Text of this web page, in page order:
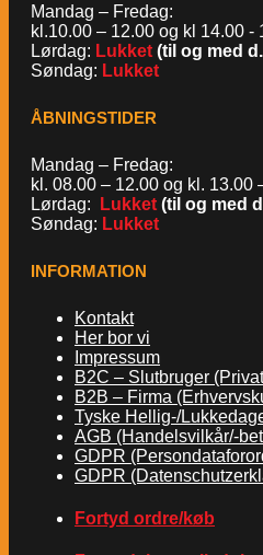
Mandag – Fredag:
kl.10.00 – 12.00 og kl 14.00 -
Lørdag: Lukket (til og med
Søndag: Lukket
ÅBNINGSTIDER
Mandag – Fredag:
kl. 08.00 – 12.00 og kl. 13.00
Lørdag:
Lukket (til og med
Søndag: Lukket
INFORMATION
Kontakt
Her bor vi
Impressum
B2C – Slutbruger
B2B – Firma
Tyske Hellig-/
AGB (Handelsvilkår/-
GDPR
GDPR
Fortyd ordre/køb